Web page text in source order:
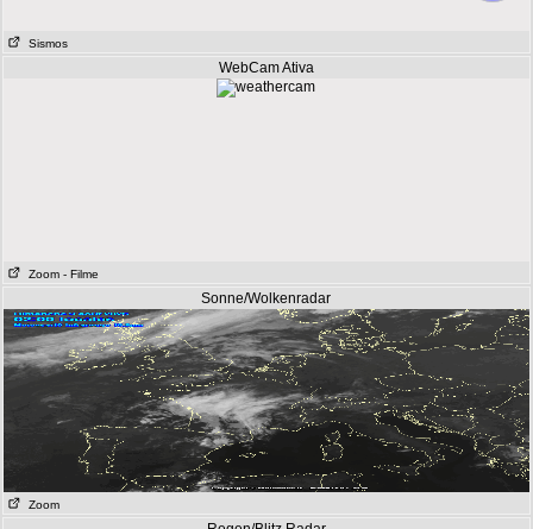
Sismos
WebCam Ativa
Zoom - Filme
Sonne/Wolkenradar
Zoom